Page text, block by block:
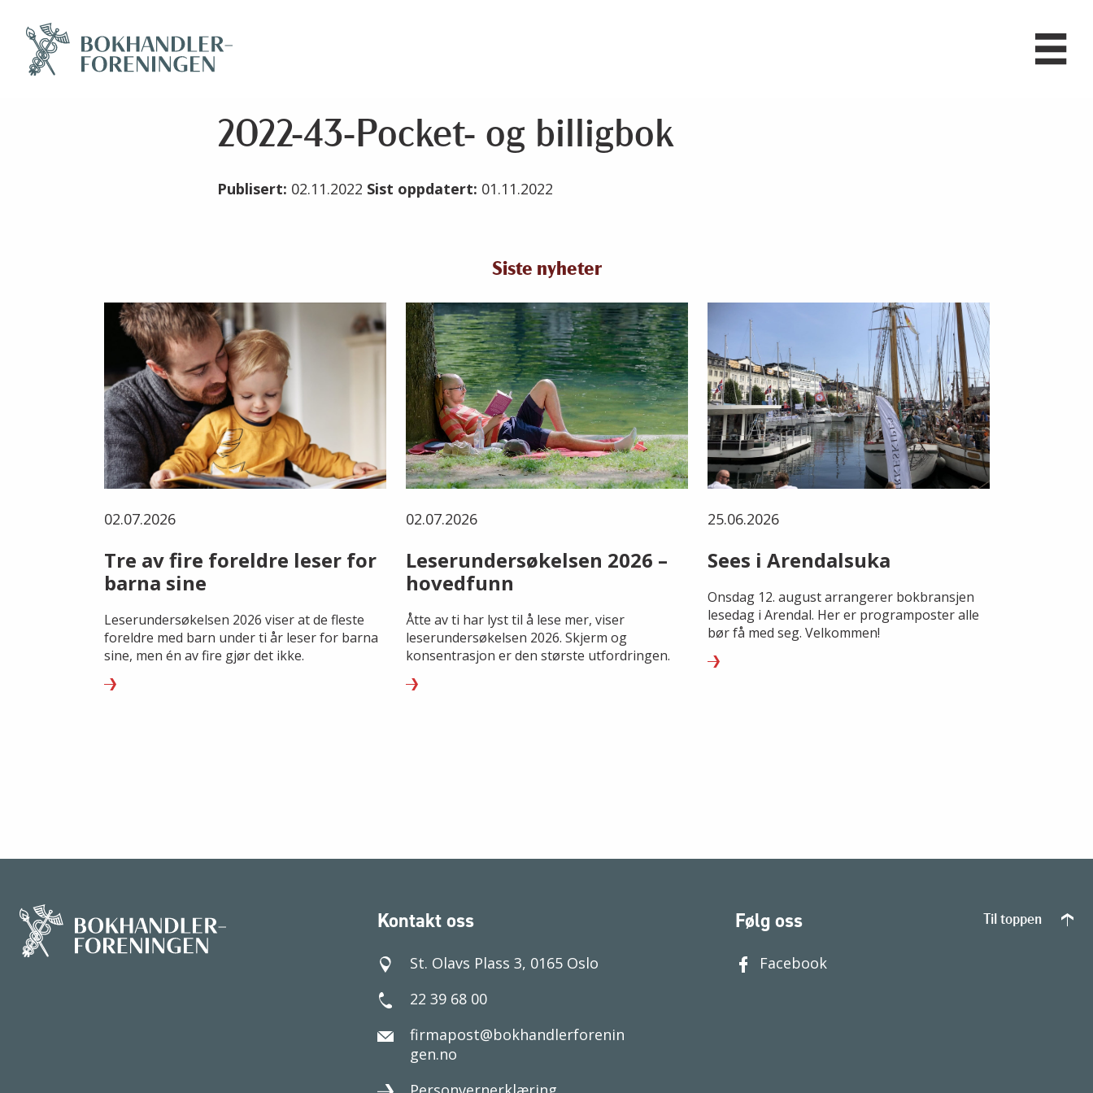
2022-43-Pocket- og billigbok
Publisert: 02.11.2022 Sist oppdatert: 01.11.2022
Siste nyheter
02.07.2026
Tre av fire foreldre leser for
barna sine
Leserundersøkelsen 2026 viser at de fleste
foreldre med barn under ti år leser for barna
sine, men én av fire gjør det ikke.
02.07.2026
Leserundersøkelsen 2026 –
hovedfunn
Åtte av ti har lyst til å lese mer, viser
leserundersøkelsen 2026. Skjerm og
konsentrasjon er den største utfordringen.
25.06.2026
Sees i Arendalsuka
Onsdag 12. august arrangerer bokbransjen
lesedag i Arendal. Her er programposter alle
bør få med seg. Velkommen!
Kontakt oss
St. Olavs Plass 3, 0165 Oslo
22 39 68 00
firmapost@bokhandlerforenin
gen.no
Følg oss
Facebook
Til toppen